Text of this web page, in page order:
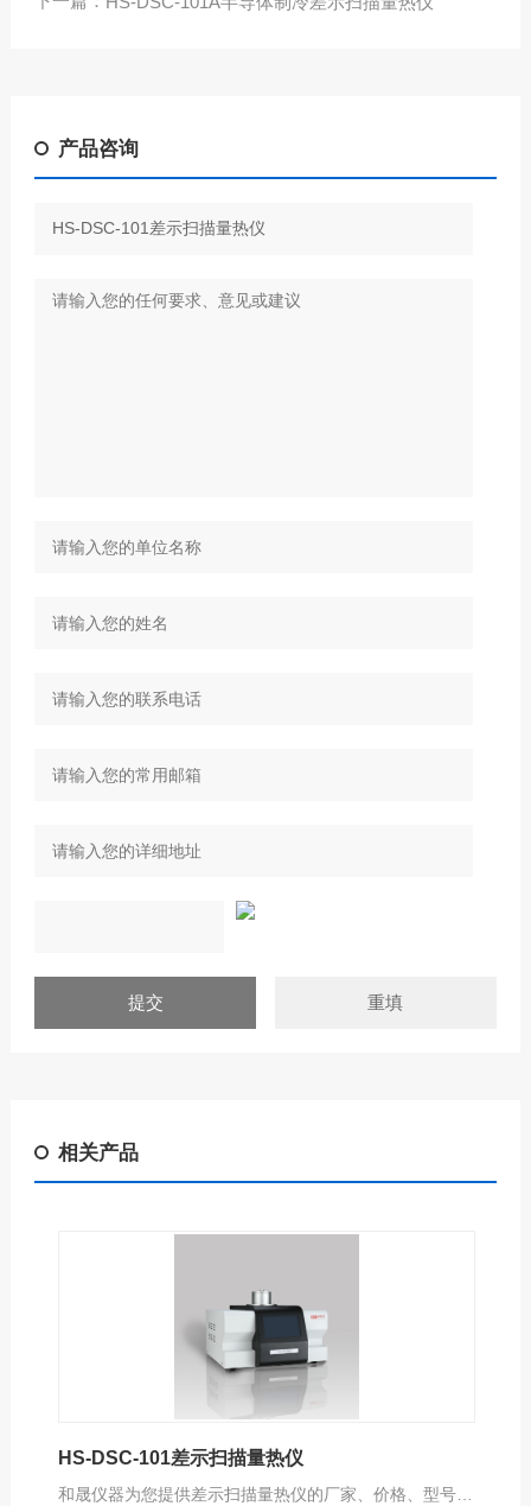
产品咨询
相关产品
HS-DSC-101差示扫描量热仪
和晟仪器为您提供差示扫描量热仪的厂家、价格、型号、品牌、报价等参数信息，公司拥有专业的服务团队,为您提供完善的技术支持,是您值得信赖的合作伙伴。